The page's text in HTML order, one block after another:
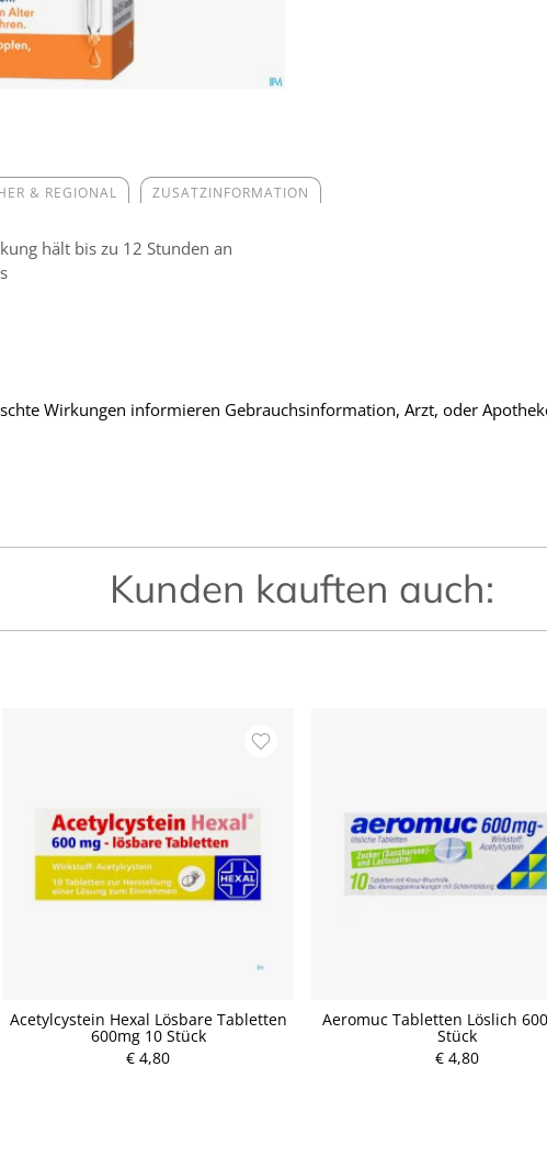
& REGIONAL ZUSATZINFORMATION
hält bis zu 12 Stunden an
Wirkungen informieren Gebrauchsinformation, Arzt, oder
Kunden kauften auch:
Acetylcystein Hexal Lösbare Tabletten
600mg 10 Stück
€ 4,80
Aeromuc Tabletten Löslich
Stück
€ 4,80
P
r r